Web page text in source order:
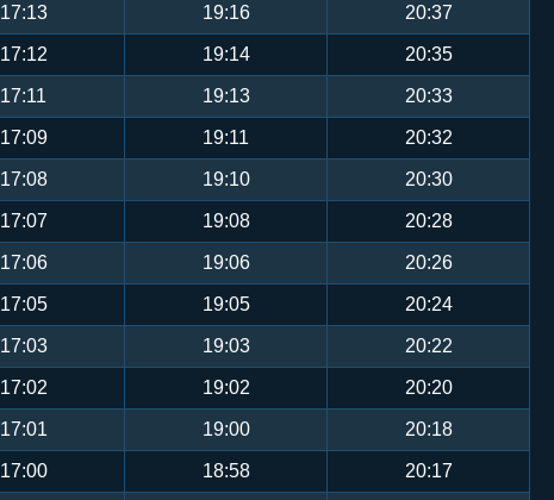
17:13 19:16 20:37
17:12 19:14 20:35
17:11 19:13 20:33
17:09 19:11 20:32
17:08 19:10 20:30
17:07 19:08 20:28
17:06 19:06 20:26
17:05 19:05 20:24
17:03 19:03 20:22
17:02 19:02 20:20
17:01 19:00 20:18
17:00 18:58 20:17